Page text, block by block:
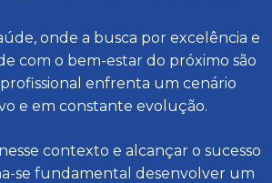
onde a busca por excelência e
com o bem-estar do próximo são
enfrenta um cenário
e em constante evolução.
contexto e alcançar o sucesso
se fundamental desenvolver um